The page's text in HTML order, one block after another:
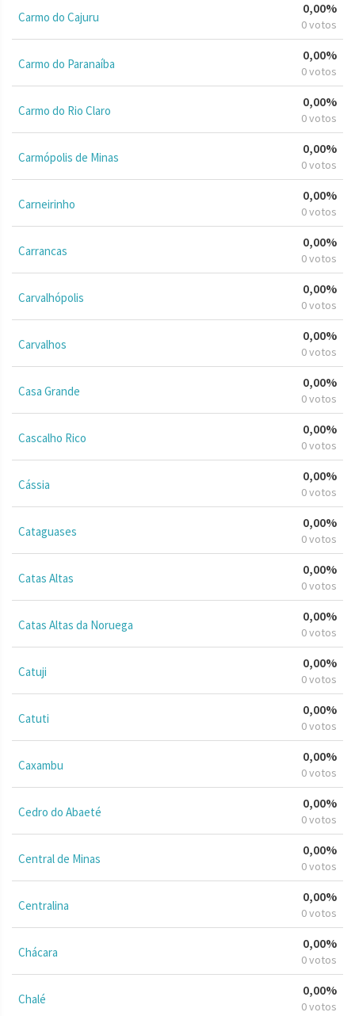
Carmo do Cajuru
0,00%
0 votos
Carmo do Paranaíba
0,00%
0 votos
Carmo do Rio Claro
0,00%
0 votos
Carmópolis de Minas
0,00%
0 votos
Carneirinho
0,00%
0 votos
Carrancas
0,00%
0 votos
Carvalhópolis
0,00%
0 votos
Carvalhos
0,00%
0 votos
Casa Grande
0,00%
0 votos
Cascalho Rico
0,00%
0 votos
Cássia
0,00%
0 votos
Cataguases
0,00%
0 votos
Catas Altas
0,00%
0 votos
Catas Altas da Noruega
0,00%
0 votos
Catuji
0,00%
0 votos
Catuti
0,00%
0 votos
Caxambu
0,00%
0 votos
Cedro do Abaeté
0,00%
0 votos
Central de Minas
0,00%
0 votos
Centralina
0,00%
0 votos
Chácara
0,00%
0 votos
Chalé
0,00%
0 votos